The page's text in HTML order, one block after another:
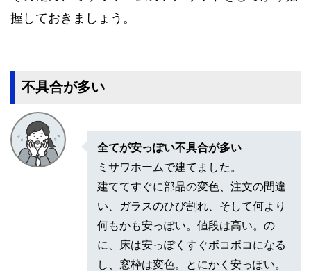
握しておきましょう。
不具合が多い
全てが安っぽい不具合が多い
ミサワホームで建てました。
建ててすぐに部品の変色、注文の間違
い、ガラスのひび割れ、そして何より
何もかも安っぽい。値段は高い。の
に、床は安っぽくすぐボコボコになる
し、窓枠は変色。とにかく安っぽい。